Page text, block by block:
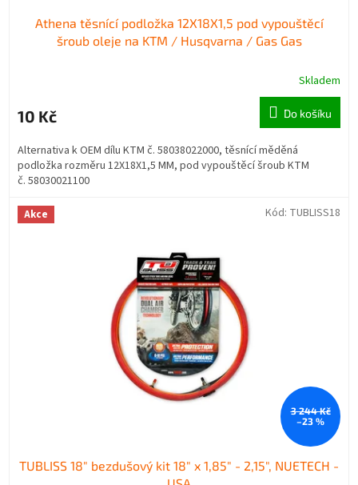
Athena těsnící podložka 12X18X1,5 pod vypouštěcí
šroub oleje na KTM / Husqvarna / Gas Gas
Skladem
10 Kč Do košíku
Alternativa k OEM dílu KTM č. 58038022000, těsnící měděná
podložka rozměru 12X18X1,5 MM, pod vypouštěcí šroub KTM
č. 58030021100
Akce
3 244 Kč
–23 %
TUBLISS 18" bezdušový kit 18" x 1,85" - 2,15", NUETECH -
Kód: TUBLISS18